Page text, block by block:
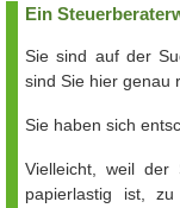
Ein
Sie sind auf der
sind Sie hier genau
Sie haben sich
Vielleicht, weil der
papierlastig ist,